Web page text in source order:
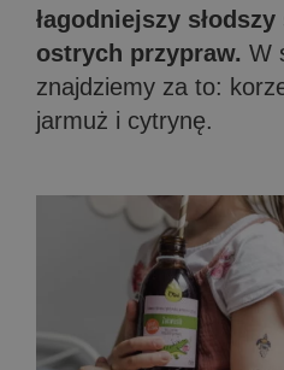
łagodniejszy słodszy
ostrych przypraw. W
znajdziemy za to:
jarmuż i cytrynę.